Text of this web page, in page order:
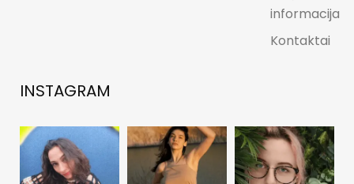
informacija
Kontaktai
INSTAGRAM